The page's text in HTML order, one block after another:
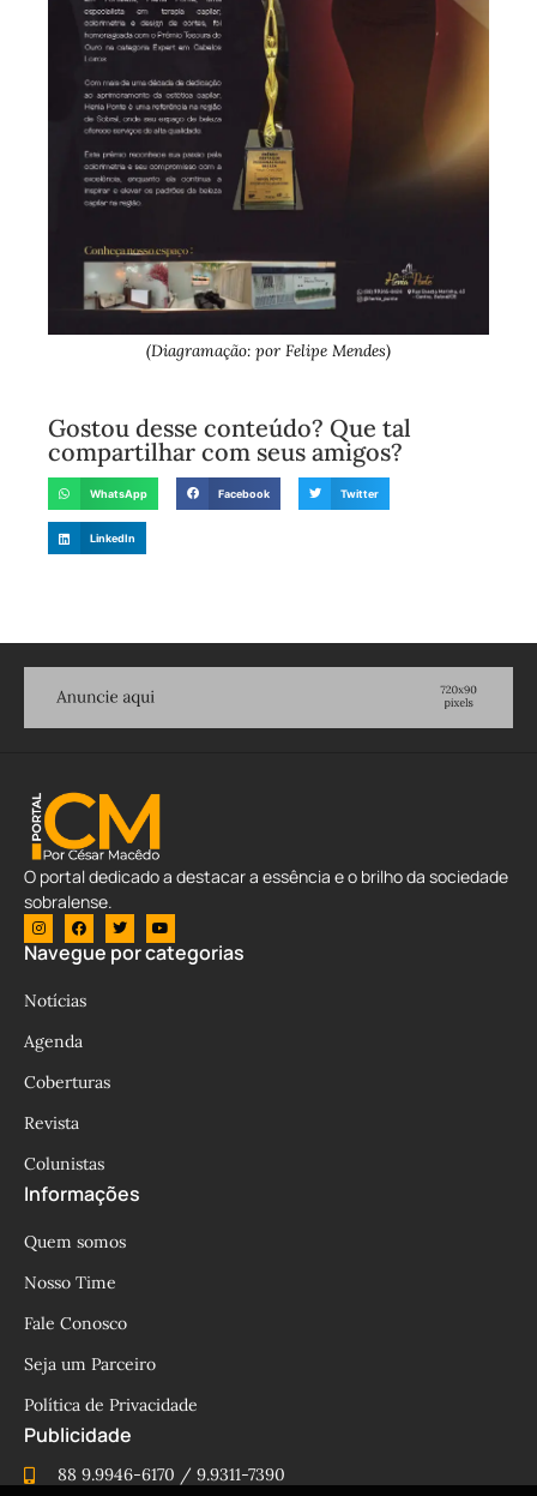
(Diagramação: por Felipe Mendes)
Gostou desse conteúdo? Que tal
compartilhar com seus amigos?
WhatsApp Facebook Twitter
LinkedIn
O portal dedicado a destacar a essência e o brilho da sociedade
sobralense.
Navegue por categorias
Notícias
Agenda
Coberturas
Revista
Colunistas
Informações
Quem somos
Nosso Time
Fale Conosco
Seja um Parceiro
Política de Privacidade
Publicidade
88 9.9946-6170 / 9.9311-7390